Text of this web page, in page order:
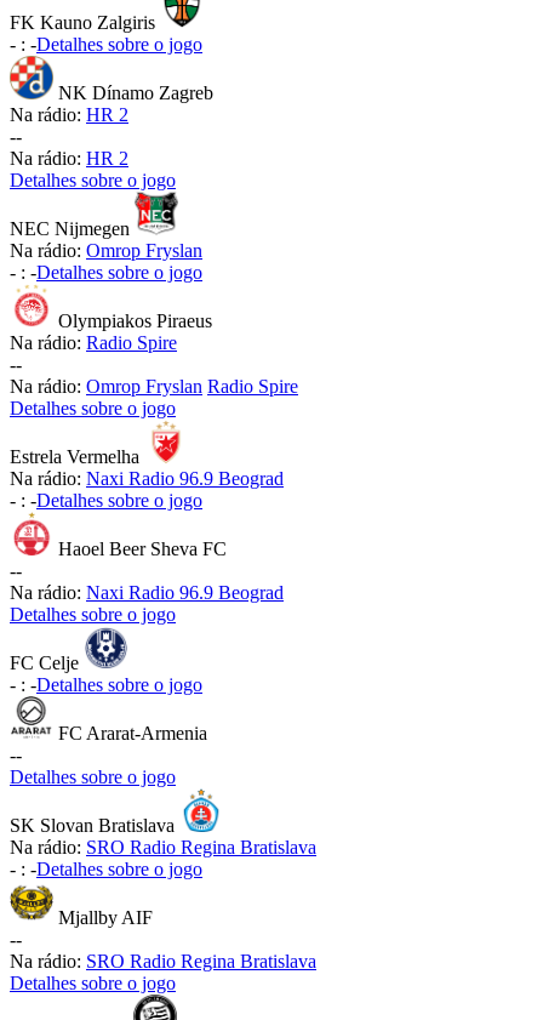
FK Kauno Zalgiris
- : -Detalhes sobre o jogo
NK Dínamo Zagreb
Na rádio: HR 2
--
Na rádio: HR 2
Detalhes sobre o jogo
NEC Nijmegen
Na rádio: Omrop Fryslan
- : -Detalhes sobre o jogo
Olympiakos Piraeus
Na rádio: Radio Spire
--
Na rádio: Omrop Fryslan Radio Spire
Detalhes sobre o jogo
Estrela Vermelha
Na rádio: Naxi Radio 96.9 Beograd
- : -Detalhes sobre o jogo
Haoel Beer Sheva FC
--
Na rádio: Naxi Radio 96.9 Beograd
Detalhes sobre o jogo
FC Celje
- : -Detalhes sobre o jogo
FC Ararat-Armenia
--
Detalhes sobre o jogo
SK Slovan Bratislava
Na rádio: SRO Radio Regina Bratislava
- : -Detalhes sobre o jogo
Mjallby AIF
--
Na rádio: SRO Radio Regina Bratislava
Detalhes sobre o jogo